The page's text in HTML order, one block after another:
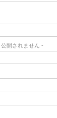
開されません -